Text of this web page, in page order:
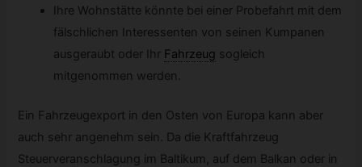
Ihre Wohnstätte könnte bei einer Probefahrt mit dem
fälschlichen Interessenten von seinen Kumpanen
ausgeraubt oder Ihr Fahrzeug sogleich
mitgenommen werden.
Ein Fahrzeugexport in den Osten von Europa kann aber
auch sehr angenehm sein. Da die Kraftfahrzeug
Steuerveranschlagung im Baltikum, auf dem Balkan oder in